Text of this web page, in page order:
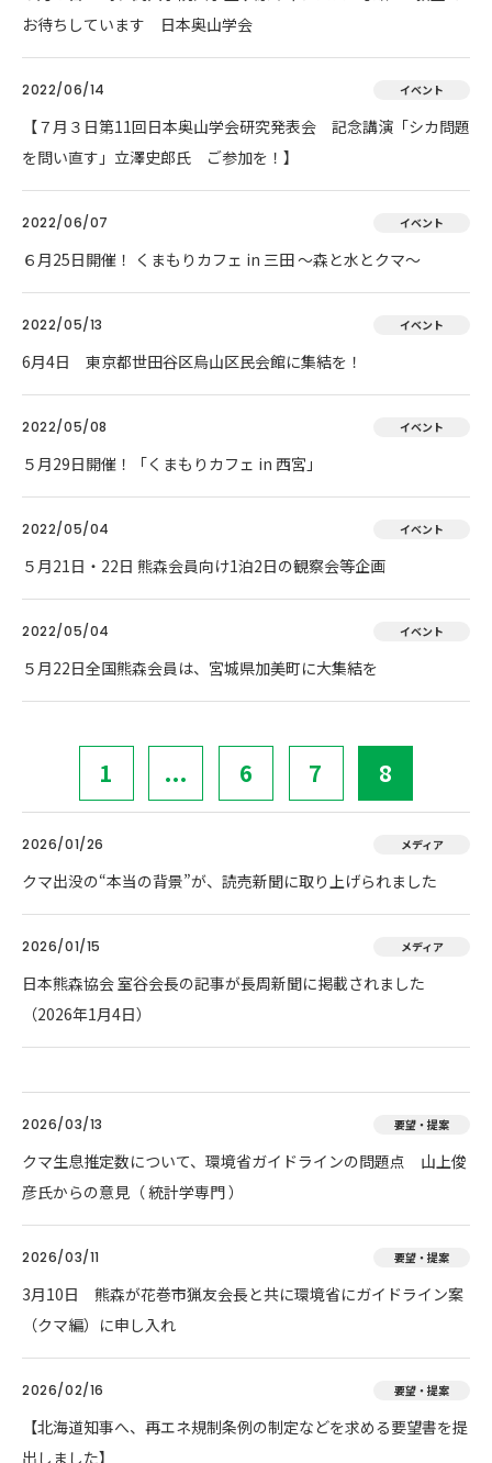
お待ちしています 日本奥山学会
2022/06/14 イベント
【７月３日第11回日本奥山学会研究発表会 記念講演「シカ問題
を問い直す」立澤史郎氏 ご参加を！】
2022/06/07 イベント
６月25日開催！ くまもりカフェ in 三田 ～森と水とクマ～
2022/05/13 イベント
6月4日 東京都世田谷区烏山区民会館に集結を！
2022/05/08 イベント
５月29日開催！「くまもりカフェ in 西宮」
2022/05/04 イベント
５月21日・22日 熊森会員向け1泊2日の観察会等企画
2022/05/04 イベント
５月22日全国熊森会員は、宮城県加美町に大集結を
1 ... 6 7 8
2026/01/26 メディア
クマ出没の“本当の背景”が、読売新聞に取り上げられました
2026/01/15 メディア
日本熊森協会 室谷会長の記事が長周新聞に掲載されました
（2026年1月4日）
2026/03/13 要望・提案
クマ生息推定数について、環境省ガイドラインの問題点 山上俊
彦氏からの意見（ 統計学専門 ）
2026/03/11 要望・提案
3月10日 熊森が花巻市猟友会長と共に環境省にガイドライン案
（クマ編）に申し入れ
2026/02/16 要望・提案
【北海道知事へ、再エネ規制条例の制定などを求める要望書を提
出しました】